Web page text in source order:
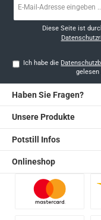
Mail-
Diese Seite ist
Ich habe die
gelesen
Haben Sie Fragen?
Unsere Produkte
Potstill Infos
Onlineshop